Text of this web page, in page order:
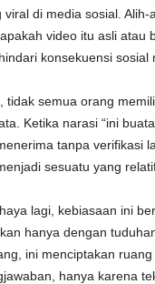
viral di media sosial.
video itu asli atau
konsekuensi sosial
tidak semua orang
Ketika narasi “ini
tanpa verifikasi
sesuatu yang
lagi, kebiasaan ini
hanya dengan
ini menciptakan
hanya karena